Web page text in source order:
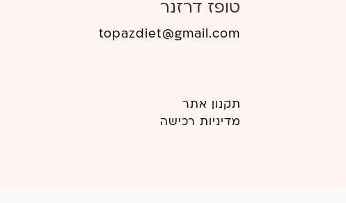
טופז דרזנר
topazdiet@gmail.com
תקנון אתר
מדיניות רכישה